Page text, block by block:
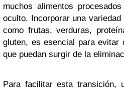
muchos alimentos
oculto. Incorporar una
como frutas, verduras,
gluten, es esencial para evitar
que puedan surgir de la
Para facilitar esta transición,